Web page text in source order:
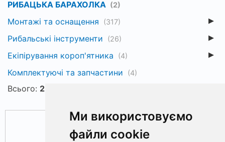
Ми використовуємо
файли cookie
РИБАЦЬКА БАРАХОЛКА (2)
Монтажі та оснащення (317)
Рибальські інструменти (26)
Екіпірування короп'ятника (4)
Комплектуючі та запчастини (4)
Всього: 2